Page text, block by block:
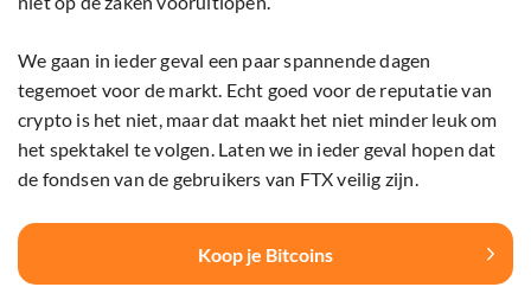
We gaan in ieder geval een paar spannende dagen
tegemoet voor de markt. Echt goed voor de reputatie van
crypto is het niet, maar dat maakt het niet minder leuk om
het spektakel te volgen. Laten we in ieder geval hopen dat
de fondsen van de gebruikers van FTX veilig zijn.
Koop je Bitcoins